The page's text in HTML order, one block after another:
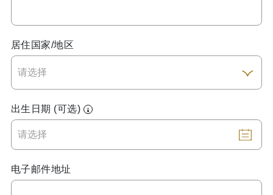
居住国家/地区
出生日期 (可选)
电子邮件地址